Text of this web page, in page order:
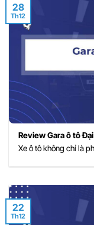
Review Gara ô tô
Xe ô tô không chỉ là
28
Th12
22
Th12